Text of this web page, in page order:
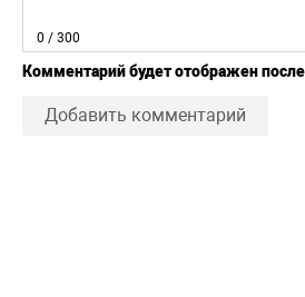
0 / 300
Комментарий будет отображен
Добавить комментарий